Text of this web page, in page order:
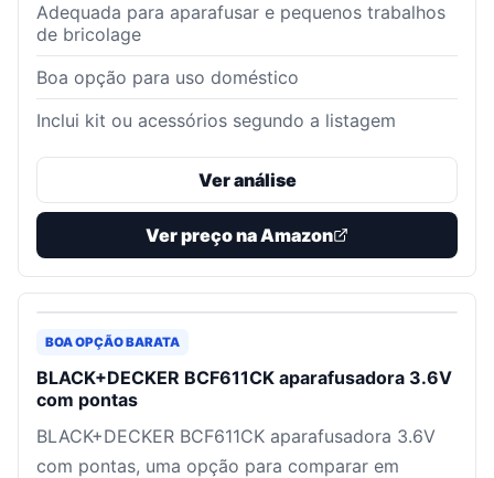
Adequada para aparafusar e pequenos trabalhos
de bricolage
Boa opção para uso doméstico
Inclui kit ou acessórios segundo a listagem
Ver análise
Ver preço na Amazon
BOA OPÇÃO BARATA
BLACK+DECKER BCF611CK aparafusadora 3.6V
com pontas
BLACK+DECKER BCF611CK aparafusadora 3.6V
com pontas, uma opção para comparar em